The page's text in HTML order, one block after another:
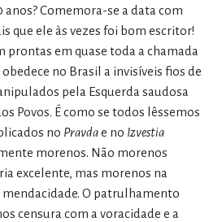
Comemora-se a data com
que ele às vezes foi bom escritor!
prontas em quase toda a chamada
no Brasil a invisíveis fios de
pela Esquerda saudosa
Povos. É como se todos lêssemos
no Pravdae no Izvestia
morenos. Não morenos
excelente, mas morenos na
O patrulhamento
censura com a voracidade e a